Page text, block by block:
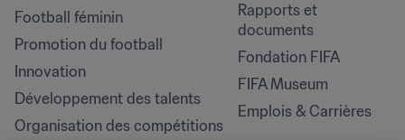
Football féminin
Promotion du football
Innovation
Développement des talents
Organisation des compétitions
Rapports et
documents
Fondation FIFA
FIFA Museum
Emplois & Carrières